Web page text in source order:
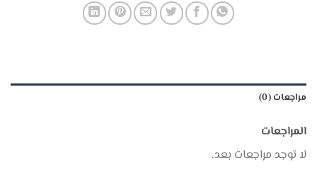
مراجعات (0)
المراجعات
لا توجد مراجعات بعد.